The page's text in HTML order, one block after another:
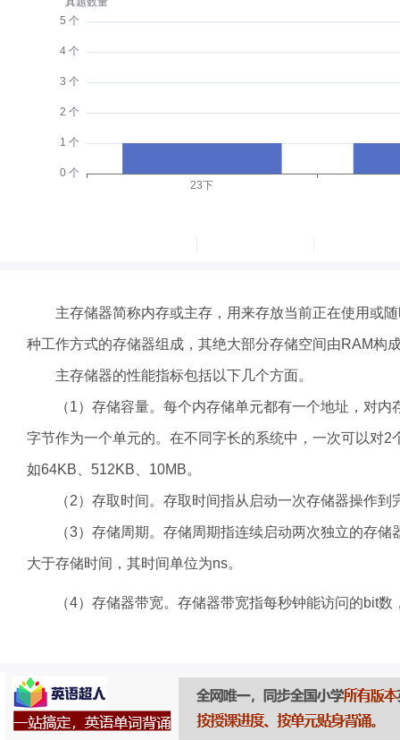
主存储器简称内存或主存，用来存放当前正在使用或随
种工作方式的存储器组成，其绝大部分存储空间由RAM构
主存储器的性能指标包括以下几个方面。
（1）存储容量。每个内存储单元都有一个地址，对内
字节作为一个单元的。在不同字长的系统中，一次可以对
如64KB、512KB、10MB。
（2）存取时间。存取时间指从启动一次存储器操作到
（3）存储周期。存储周期指连续启动两次独立的存储
大于存储时间，其时间单位为ns。
（4）存储器带宽。存储器带宽指每秒钟能访问的bit数